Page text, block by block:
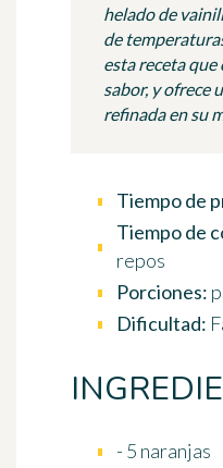
helado de
de
esta receta
sabor, y ofrece
refinada en su
Tiempo de
Tiempo de
repos
Porciones:
Dificultad:
- 5 naranjas